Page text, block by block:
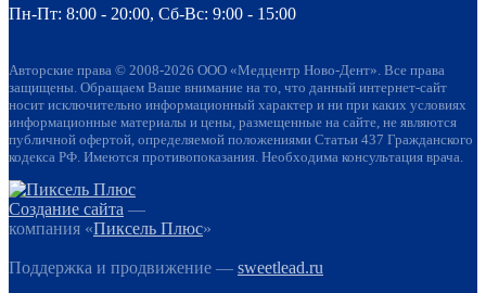
Пн-Пт: 8:00 - 20:00, Cб-Вс: 9:00 - 15:00
Авторские права © 2008-2026 ООО «Медцентр Ново-Дент». Все права
защищены. Обращаем Ваше внимание на то, что данный интернет-сайт
носит исключительно информационный характер и ни при каких условиях
информационные материалы и цены, размещенные на сайте, не являются
публичной офертой, определяемой положениями Статьи 437 Гражданского
кодекса РФ. Имеются противопоказания. Необходима консультация врача.
Создание сайта —
компания «Пиксель Плюс»
Поддержка и продвижение — sweetlead.ru